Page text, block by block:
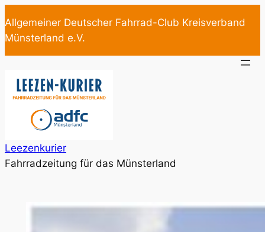
Inhalt
springen
Allgemeiner Deutscher Fahrrad-Club Kreisverband
Münsterland e.V.
Leezenkurier
Fahrradzeitung für das Münsterland